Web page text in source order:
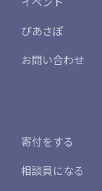
ぴあさぽ
お問い合わせ
寄付をする
相談員になる